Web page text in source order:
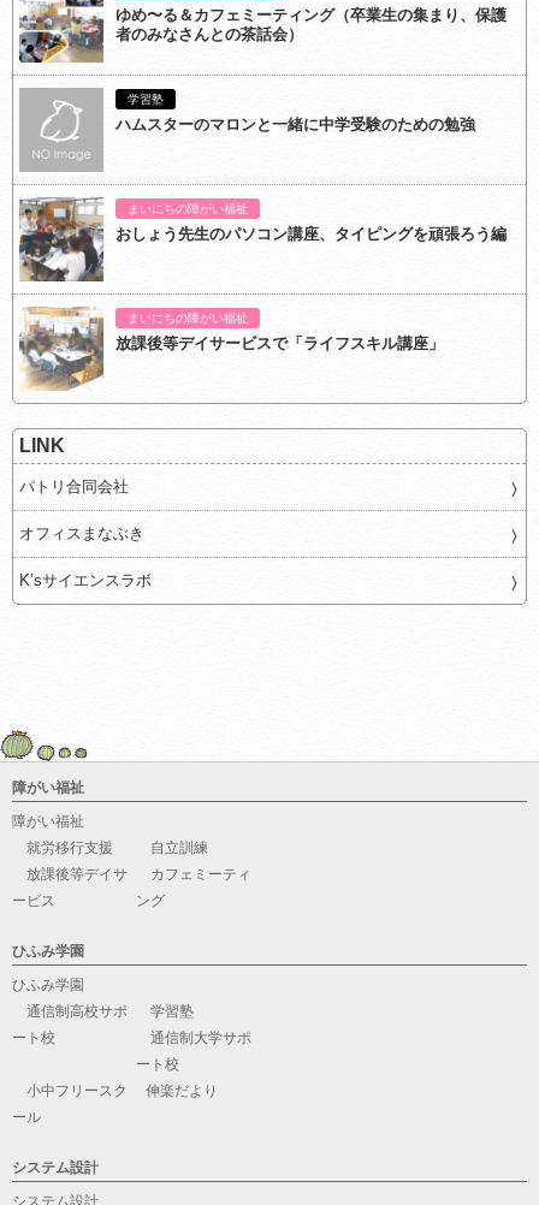
ゆめ〜る＆カフェミーティング（卒業生の集まり、保護
者のみなさんとの茶話会）
学習塾
ハムスターのマロンと一緒に中学受験のための勉強
まいにちの障がい福祉
おしょう先生のパソコン講座、タイピングを頑張ろう編
まいにちの障がい福祉
放課後等デイサービスで「ライフスキル講座」
LINK
パトリ合同会社
オフィスまなぶき
K’sサイエンスラボ
障がい福祉
障がい福祉
就労移行支援
自立訓練
放課後等デイサ
ービス
カフェミーティ
ング
ひふみ学園
ひふみ学園
通信制高校サポ
ート校
学習塾
通信制大学サポ
ート校
小中フリースク
ール
伸楽だより
システム設計
システム設計